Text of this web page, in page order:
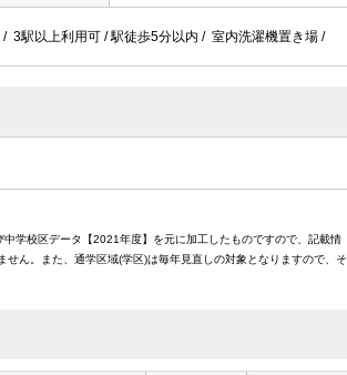
3駅以上利用可 / 駅徒歩5分以内 / 室内洗濯機置き場 /
学校区データ【2021年度】を元に加工したものですので、記載情
ん。また、通学区域(学区)は毎年見直しの対象となりますので、そ